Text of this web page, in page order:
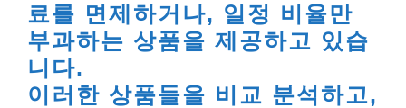
료를 면제하거나, 일정 비율만
부과하는 상품을 제공하고 있습
니다.
이러한 상품들을 비교 분석하고,